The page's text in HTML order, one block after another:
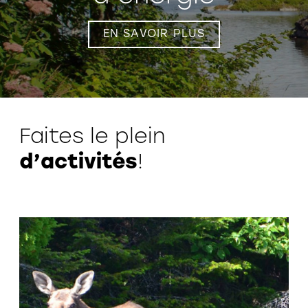
EN SAVOIR PLUS
Faites le plein
d’activités!